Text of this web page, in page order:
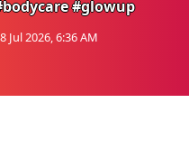
#glowup
Jul 2026, 6:36 AM